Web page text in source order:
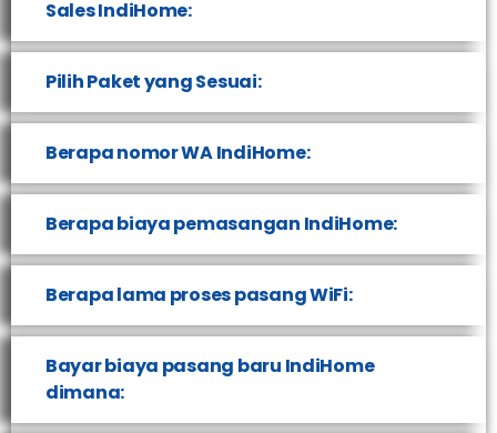
Sales IndiHome:
Pilih Paket yang Sesuai:
Berapa nomor WA IndiHome:
Berapa biaya pemasangan IndiHome:
Berapa lama proses pasang WiFi:
Bayar biaya pasang baru IndiHome
dimana: